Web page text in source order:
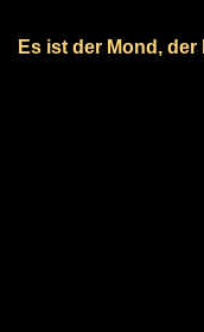
Es ist der Mond,